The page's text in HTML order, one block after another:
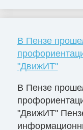
В Пензе
"ДвижИТ"
В Пензе
"ДвижИТ"